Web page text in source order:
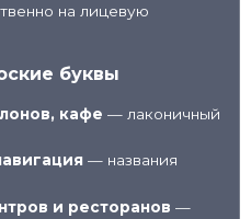
на лицевую
буквы
кафе — лаконичный
— названия
и ресторанов —